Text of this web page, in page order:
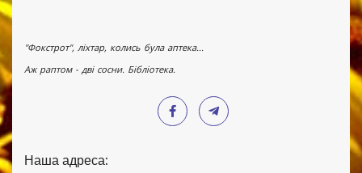
"Фокстрот", ліхтар, колись була аптека...
Аж раптом - дві сосни. Бібліотека.
Наша адреса: